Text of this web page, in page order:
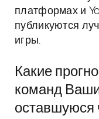
платформах и
публикуются
игры.
Какие
команд
оставшуюся